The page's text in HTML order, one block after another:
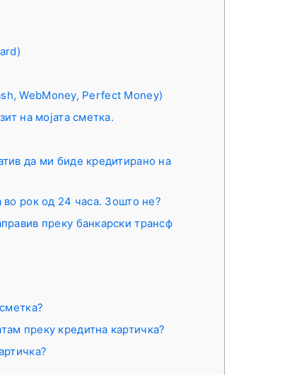
WebMoney, Perfect Money)
на мојата сметка.
да ми биде кредитирано на
во рок од 24 часа. Зошто не?
преку банкарски трансф
преку кредитна картичка?